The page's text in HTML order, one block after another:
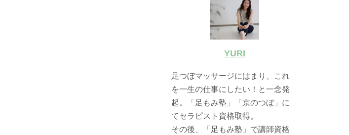
YURI
足つぼマッサージにはまり、これ
を一生の仕事にしたい！と一念発
起。「足もみ塾」「京のつぼ」に
てセラピスト資格取得。
その後、「足もみ塾」で講師資格